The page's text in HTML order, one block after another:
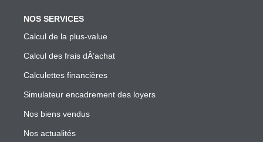
Nos Services Gestion
Conseil En Investissement
Garantie Des Loyers Impayés
Diagnostics Techniques Obligatoires
NOS SERVICES
Calcul de la plus-value
Calcul des frais dÂ’achat
Calculettes financières
Simulateur encadrement des loyers
Nos biens vendus
Nos actualités